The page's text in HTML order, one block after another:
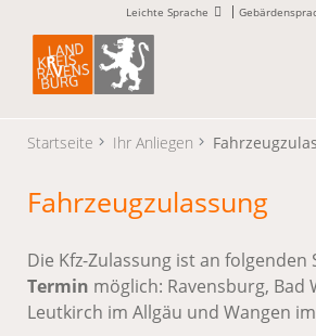
Leichte Sprache
Startseite Ihr Anliegen
Fahrzeugzulassung
Die Kfz-Zulassung ist an
Termin möglich: Ravensburg, Bad
Leutkirch im Allgäu und Wangen